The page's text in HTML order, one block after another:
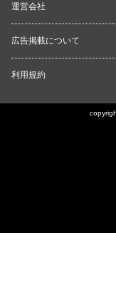
運営会社
広告掲載について
利用規約